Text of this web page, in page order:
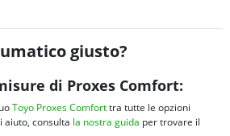
giusto?
di Proxes Comfort:
Toyo Proxes Comforttra tutte le opzioni
aiuto, consulta la nostra guida per trovare il